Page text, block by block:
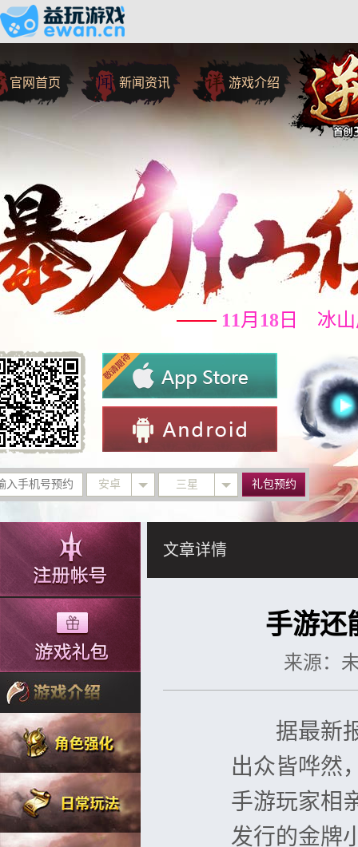
官网首页 新闻资讯 游戏介绍
11月 18 日 冰
安卓 三星 礼包预约
文章详情
手游还
来源：
据最新报
出众皆哗然
手游玩家相
发行的金牌